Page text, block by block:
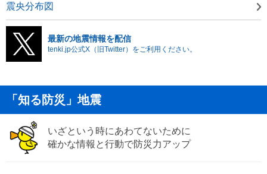
震央分布図
最新の地震情報を配信
tenki.jp公式X（旧Twitter）をご利用ください。
「知る防災」地震
いざという時にあわてないために
確かな情報と行動で防災力アップ